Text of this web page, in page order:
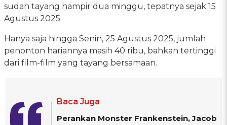
sudah tayang hampir dua minggu, tepatnya sejak 15
Agustus 2025.
Hanya saja hingga Senin, 25 Agustus 2025, jumlah
penonton hariannya masih 40 ribu, bahkan tertinggi
dari film-film yang tayang bersamaan.
Baca Juga
Perankan Monster Frankenstein, Jacob